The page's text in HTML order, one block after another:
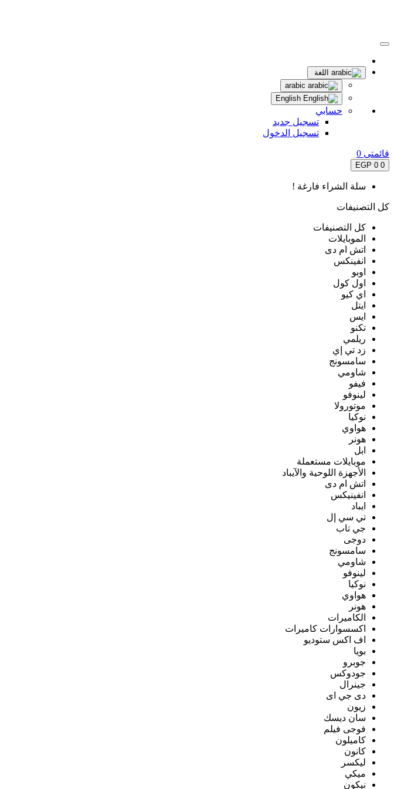
اللغة
حسابي
تسجيل جديد
تسجيل الدخول
قائمتى 0
0
0 EGP
سلة الشراء فارغة !
كل التصنيفات
كل التصنيفات
الموبايلات
اتش ام دى
انفينكس
اوبو
اول كول
اي كيو
ايتل
ايس
تكنو
ريلمي
زد تي إي
سامسونج
شاومي
فيفو
لينوفو
موتورولا
نوكيا
هواوي
هونر
ابل
موبايلات مستعملة
الأجهزة اللوحية والآيباد
اتش ام دى
انفينيكس
ايباد
تي سي إل
جي تاب
دوجى
سامسونج
شاومي
لينوفو
نوكيا
هواوي
هونر
الكاميرات
اكسسوارات كاميرات
اف اكس ستوديو
بويا
جوبرو
جودوكس
جينرال
دى جي اى
زيون
سان ديسك
فوجى فيلم
كاميلون
كانون
ليكسر
ميكي
نيكون